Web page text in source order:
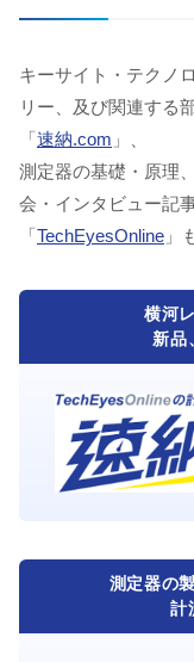
キーサイト・テクノ
リー、及び関連する
「 速納.com 」、
測定器の基礎・原理
会・インタビュー記
「 TechEyesOnline 」
横河
新品
測定器の
計